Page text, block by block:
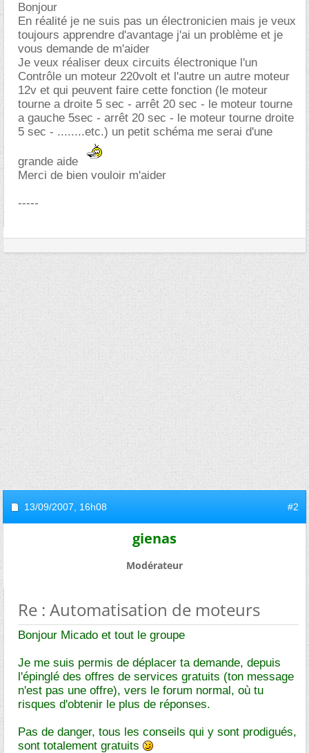
Bonjour
En réalité je ne suis pas un électronicien mais je veux
toujours apprendre d'avantage j'ai un problème et je
vous demande de m'aider
Je veux réaliser deux circuits électronique l'un
Contrôle un moteur 220volt et l'autre un autre moteur
12v et qui peuvent faire cette fonction (le moteur
tourne a droite 5 sec - arrêt 20 sec - le moteur tourne
a gauche 5sec - arrêt 20 sec - le moteur tourne droite
5 sec - ........etc.) un petit schéma me serai d'une
grande aide
Merci de bien vouloir m'aider
-----
13/09/2007, 16h08 #2
gienas
Modérateur
Re : Automatisation de moteurs
Bonjour Micado et tout le groupe
Je me suis permis de déplacer ta demande, depuis
l'épinglé des offres de services gratuits (ton message
n'est pas une offre), vers le forum normal, où tu
risques d'obtenir le plus de réponses.
Pas de danger, tous les conseils qui y sont prodigués,
sont totalement gratuits